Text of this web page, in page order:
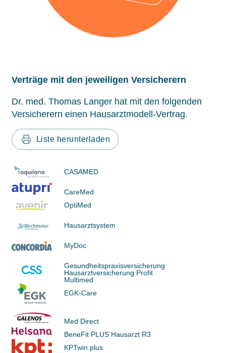
Verträge mit den jeweiligen Versicherern
Dr. med. Thomas Langer hat mit den folgenden
Versicherern einen Hausarztmodell-Vertrag.
Liste herunterladen
CASAMED
CareMed
OptiMed
Hausarztsystem
MyDoc
Gesundheitspraxisversicherung
Hausarztversicherung Profit
Multimed
EGK-Care
Med Direct
BeneFit PLUS Hausarzt R3
KPTwin.plus